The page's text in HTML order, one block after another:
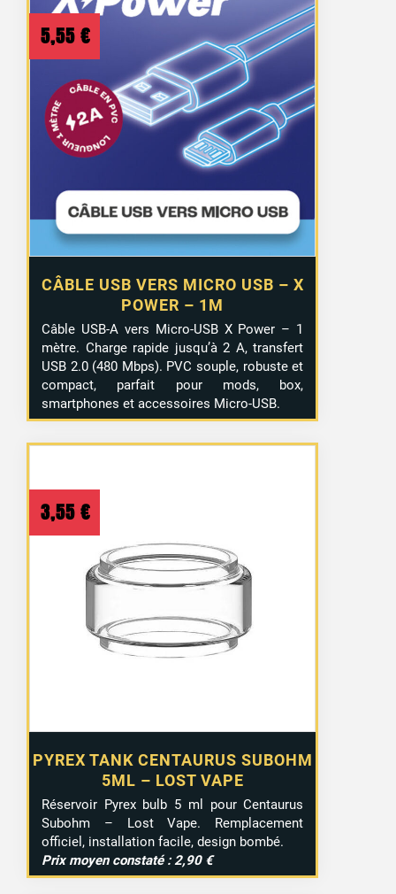
CÂBLE USB VERS MICRO USB – X
POWER – 1M
5,55 €
Câble USB-A vers Micro-USB X Power – 1
mètre. Charge rapide jusqu’à 2 A, transfert
USB 2.0 (480 Mbps). PVC souple, robuste et
compact, parfait pour mods, box,
smartphones et accessoires Micro-USB.
PYREX TANK CENTAURUS SUBOHM
5ML – LOST VAPE
3,55 €
Réservoir Pyrex bulb 5 ml pour Centaurus
Subohm – Lost Vape. Remplacement
officiel, installation facile, design bombé.
Prix moyen constaté : 2,90 €